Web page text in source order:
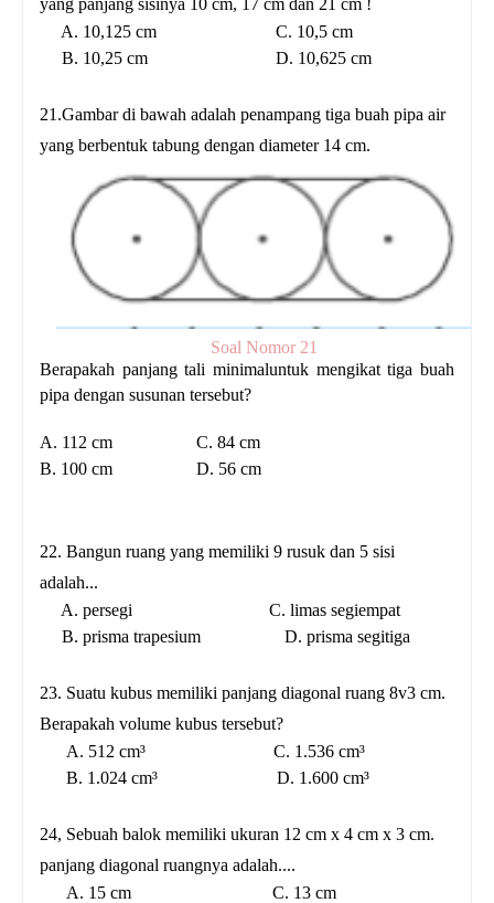
A. 10,125 cm C. 10,5 cm
B. 10,25 cm D. 10,625 cm
21.Gambar di bawah adalah penampang tiga buah pipa air
yang berbentuk tabung dengan diameter 14 cm.
Soal Nomor 21
Berapakah panjang tali minimaluntuk mengikat tiga buah
pipa dengan susunan tersebut?
A. 112 cm C. 84 cm
B. 100 cm D. 56 cm
22. Bangun ruang yang memiliki 9 rusuk dan 5 sisi
adalah...
A. persegi C. limas segiempat
B. prisma trapesium D. prisma segitiga
23. Suatu kubus memiliki panjang diagonal ruang 8v3 cm.
Berapakah volume kubus tersebut?
A. 512 cm³ C. 1.536 cm³
B. 1.024 cm³ D. 1.600 cm³
24, Sebuah balok memiliki ukuran 12 cm x 4 cm x 3 cm.
panjang diagonal ruangnya adalah....
A. 15 cm C. 13 cm